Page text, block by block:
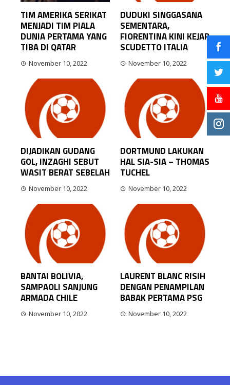
TIM AMERIKA SERIKAT
MENJADI TIM PIALA
DUNIA PERTAMA YANG
TIBA DI QATAR
November 10, 2022
DUDUKI SINGGASANA
SEMENTARA,
FIORENTINA KINI KEJAR
SCUDETTO ITALIA
November 10, 2022
DIJADIKAN GUDANG
GOL, INZAGHI SEBUT
WASIT BERAT SEBELAH
November 10, 2022
DORTMUND LAKUKAN
HAL SIA-SIA – THOMAS
TUCHEL
November 10, 2022
BANTAI BOLIVIA,
SAMPAOLI SANJUNG
ARMADA CHILE
November 10, 2022
LAURENT BLANC RISIH
DENGAN PENAMPILAN
BABAK PERTAMA PSG
November 10, 2022